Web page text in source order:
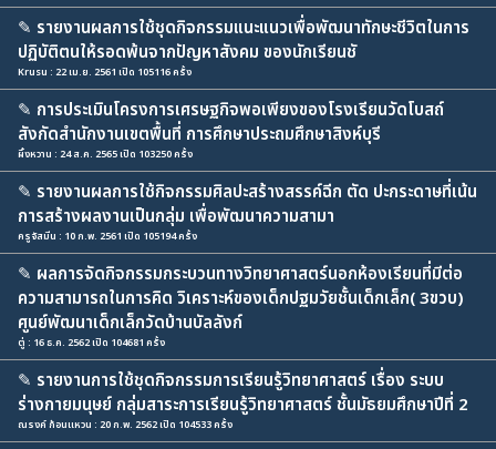
✎ รายงานผลการใช้ชุดกิจกรรมแนะแนวเพื่อพัฒนาทักษะชีวิตในการ
ปฏิบัติตนให้รอดพ้นจากปัญหาสังคม ของนักเรียนชั
Krusu : 22 เม.ย. 2561 เปิด 105116 ครั้ง
✎ การประเมินโครงการเศรษฐกิจพอเพียงของโรงเรียนวัดโบสถ์
สังกัดสํานักงานเขตพื้นที่ การศึกษาประถมศึกษาสิงห์บุรี
ผึ้งหวาน : 24 ส.ค. 2565 เปิด 103250 ครั้ง
✎ รายงานผลการใช้กิจกรรมศิลปะสร้างสรรค์ฉีก ตัด ปะกระดาษที่เน้น
การสร้างผลงานเป็นกลุ่ม เพื่อพัฒนาความสามา
ครูจัสมีน : 10 ก.พ. 2561 เปิด 105194 ครั้ง
✎ ผลการจัดกิจกรรมกระบวนทางวิทยาศาสตร์นอกห้องเรียนที่มีต่อ
ความสามารถในการคิด วิเคราะห์ของเด็กปฐมวัยชั้นเด็กเล็ก( 3ขวบ)
ศูนย์พัฒนาเด็กเล็กวัดบ้านบัลลังก์
ตู่ : 16 ธ.ค. 2562 เปิด 104681 ครั้ง
✎ รายงานการใช้ชุดกิจกรรมการเรียนรู้วิทยาศาสตร์ เรื่อง ระบบ
ร่างกายมนุษย์ กลุ่มสาระการเรียนรู้วิทยาศาสตร์ ชั้นมัธยมศึกษาปีที่ 2
ณรงค์ ก้อนแหวน : 20 ก.พ. 2562 เปิด 104533 ครั้ง